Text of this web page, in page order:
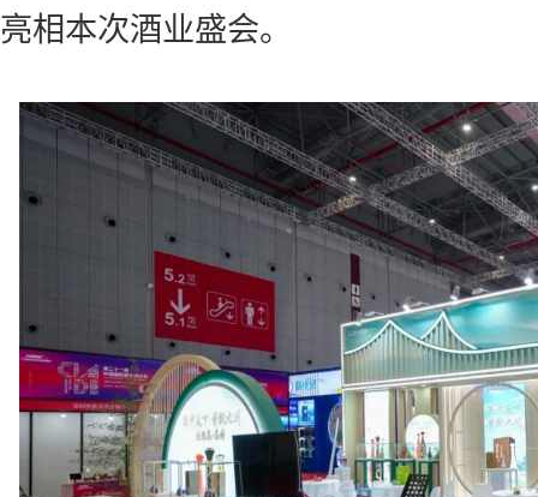
亮相本次酒业盛会。